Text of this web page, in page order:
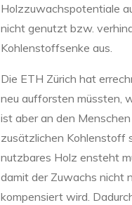
Holzzuwachspotentiale
nicht genutzt bzw.
Kohlenstoffsenke aus.
Die ETH Zürich hat
neu aufforsten müssten,
ist aber an den
zusätzlichen Kohlenstoff
nutzbares Holz ensteht
damit der Zuwachs nicht
kompensiert wird.